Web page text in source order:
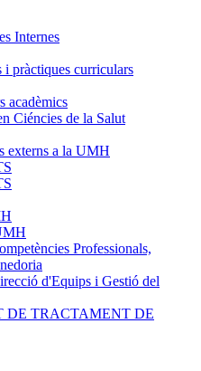
Internes
i pràctiques curriculars
acadèmics
Ciéncies de la Salut
externs a la UMH
Professionals,
d'Equips i Gestió del
DE TRACTAMENT DE